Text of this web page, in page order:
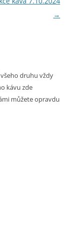
→
všeho druhu vždy
kávu zde
můžete opravdu